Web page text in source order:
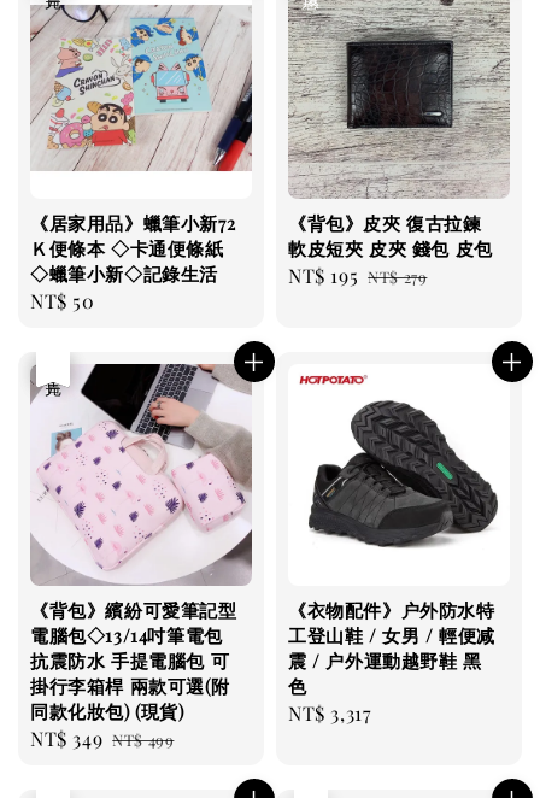
《居家用品》蠟筆小新72
Ｋ便條本 ◇卡通便條紙
◇蠟筆小新◇記錄生活
Regular
NT$ 50
《背包》皮夾 復古拉鍊
軟皮短夾 皮夾 錢包 皮包
Sale
NT$ 195 Regular
NT$ 279
《背包》繽紛可愛筆記型
電腦包◇13/14吋筆電包
抗震防水 手提電腦包 可
掛行李箱桿 兩款可選(附
同款化妝包) (現貨)
Sale
NT$ 349 Regular
NT$ 499
《衣物配件》户外防水特
工登山鞋 / 女男 / 輕便减
震 / 户外運動越野鞋 黑
色
Regular
NT$ 3,317